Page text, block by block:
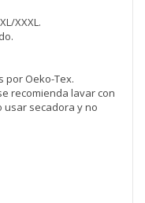
XXXL.
por Oeko-Tex.
recomienda lavar con
usar secadora y no